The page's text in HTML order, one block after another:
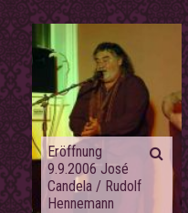
Eröffnung
9.9.2006 José
Candela / Rudolf
Hennemann